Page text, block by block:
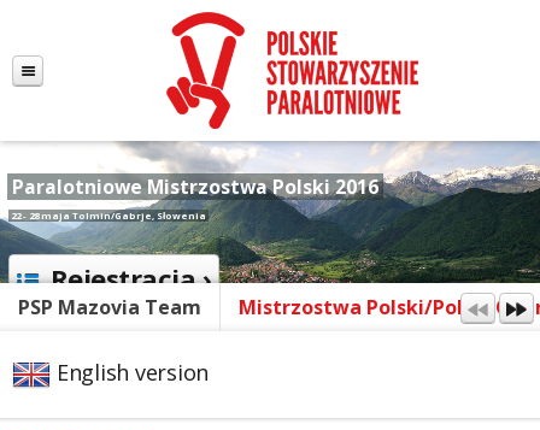
Paralotniowe Mistrzostwa Polski 2016
22 - 28 maja Tolmin/Gabrje, Słowenia
Rejestracja ›
PSP Mazovia Team Mistrzostwa Polski/Polish
English version